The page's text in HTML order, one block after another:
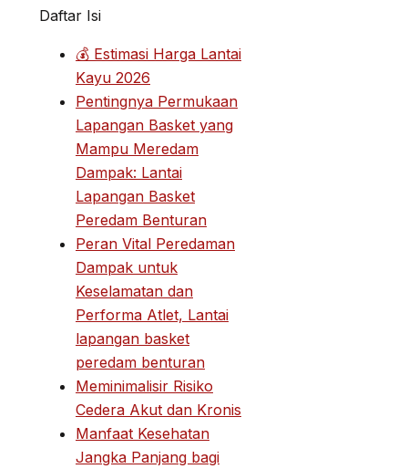
Daftar Isi
💰 Estimasi Harga Lantai
Kayu 2026
Pentingnya Permukaan
Lapangan Basket yang
Mampu Meredam
Dampak: Lantai
Lapangan Basket
Peredam Benturan
Peran Vital Peredaman
Dampak untuk
Keselamatan dan
Performa Atlet, Lantai
lapangan basket
peredam benturan
Meminimalisir Risiko
Cedera Akut dan Kronis
Manfaat Kesehatan
Jangka Panjang bagi